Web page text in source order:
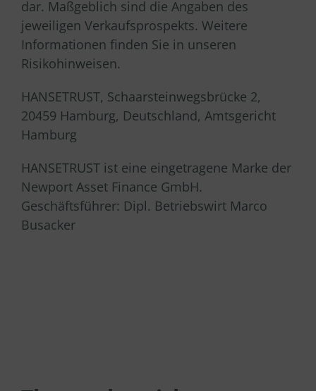
dar. Maßgeblich sind die Angaben des
jeweiligen Verkaufsprospekts. Weitere
Informationen finden Sie in unseren
Risikohinweisen.
HANSETRUST, Schaarsteinwegsbrücke 2,
20459 Hamburg, Deutschland, Amtsgericht
Hamburg
HANSETRUST ist eine eingetragene Marke der
Newport Asset Finance GmbH.
Geschäftsführer: Dipl. Betriebswirt Marco
Busacker